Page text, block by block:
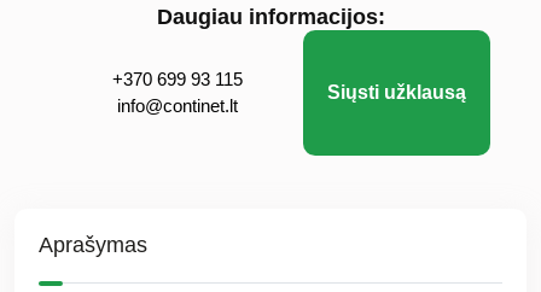
Daugiau informacijos:
+370 699 93 115
info@continet.lt
Siųsti užklausą
Aprašymas